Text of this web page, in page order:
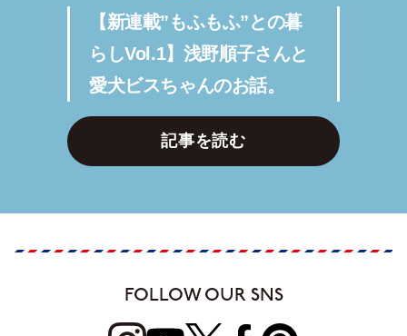
【新連載”もふもふ”との暮
らしVol.1】浅野順子さんと
愛犬ビスちゃんのお話。
記事を読む
FOLLOW OUR SNS